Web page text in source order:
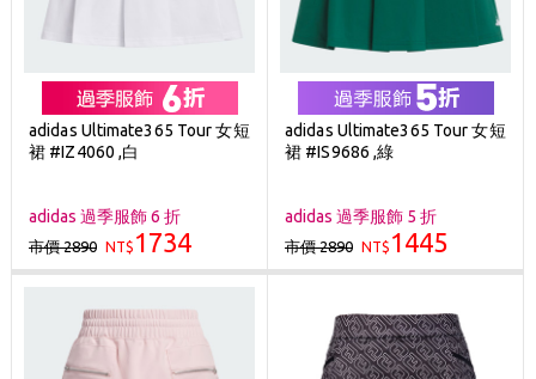
adidas Ultimate365 Tour 女短
裙 #IZ4060 ,白
adidas 過季服飾 6 折
市價 2890 NT$ 1734
adidas Ultimate365 Tour 女短
裙 #IS9686 ,綠
adidas 過季服飾 5 折
市價 2890 NT$ 1445